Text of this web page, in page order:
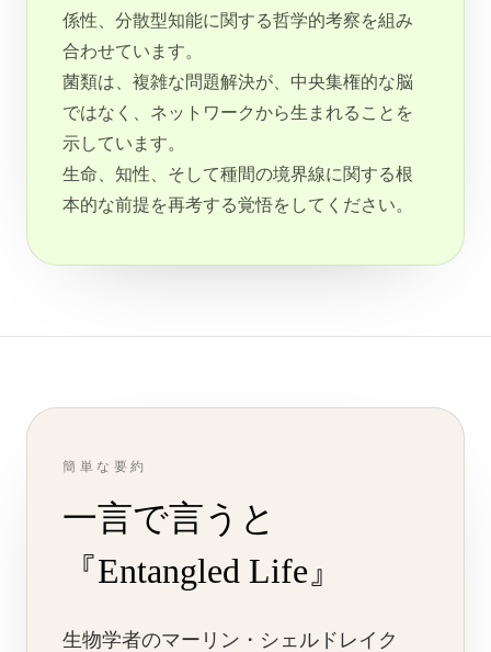
係性、分散型知能に関する哲学的考察を組み
合わせています。
菌類は、複雑な問題解決が、中央集権的な脳
ではなく、ネットワークから生まれることを
示しています。
生命、知性、そして種間の境界線に関する根
本的な前提を再考する覚悟をしてください。
簡単な要約
一言で言うと
『Entangled Life』
生物学者のマーリン・シェルドレイク